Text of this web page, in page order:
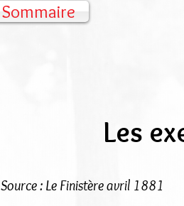
Sommaire
Les
Source : Le Finistère avril 1881